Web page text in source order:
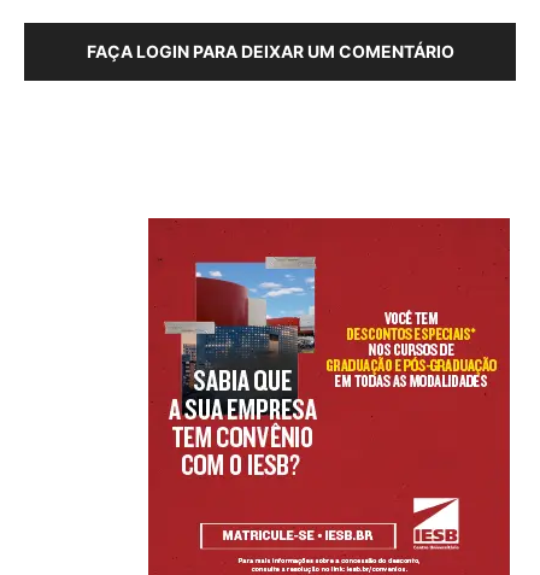
FAÇA LOGIN PARA DEIXAR UM COMENTÁRIO